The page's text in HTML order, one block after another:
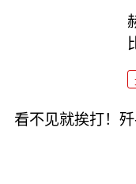
看不见就挨打！